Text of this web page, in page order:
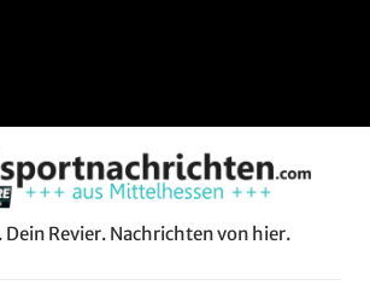
Feed
Dein Revier. Nachrichten von hier.